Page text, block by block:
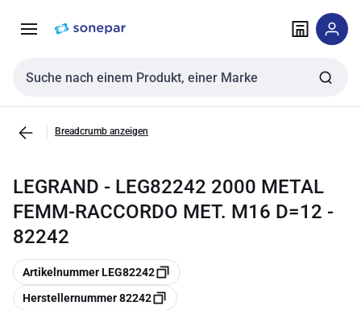
NavigationInhalt
Sucheingabe
Breadcrumb anzeigen
LEGRAND - LEG82242 2000 METAL
FEMM-RACCORDO MET. M16 D=12 -
82242
Kopieren
Artikelnummer LEG82242
Kopieren
Herstellernummer 82242